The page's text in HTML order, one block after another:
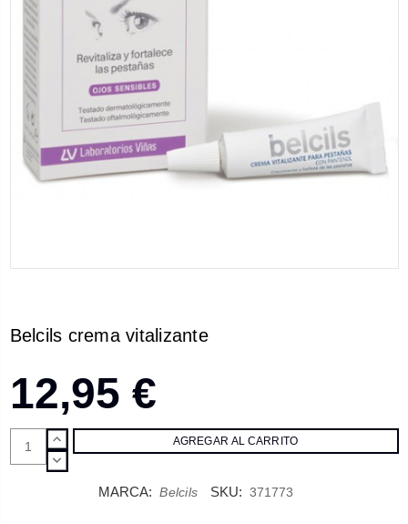
Belcils crema vitalizante
12,95 €
AUMENTAR
CANTIDAD:
DISMINUIR
MARCA: Belcils SKU: 371773